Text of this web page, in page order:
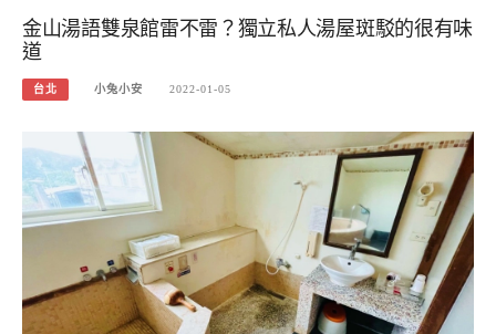
金山湯語雙泉館雷不雷？獨立私人湯屋斑駁的很有味
道
台北 小兔小安 2022-01-05